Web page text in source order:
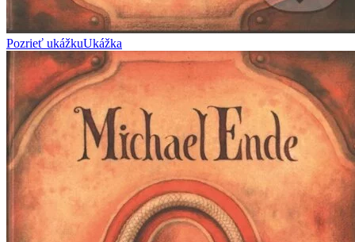
Pozrieť ukážkuUkážka